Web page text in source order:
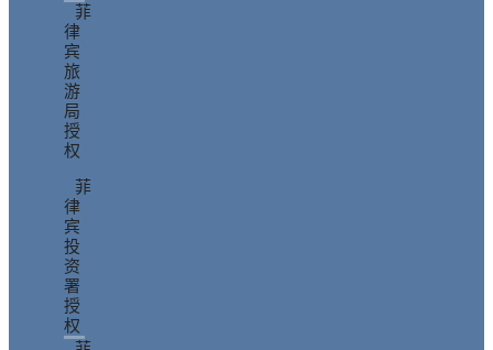
菲
律
宾
旅
游
局
授
权
菲
律
宾
投
资
署
授
权